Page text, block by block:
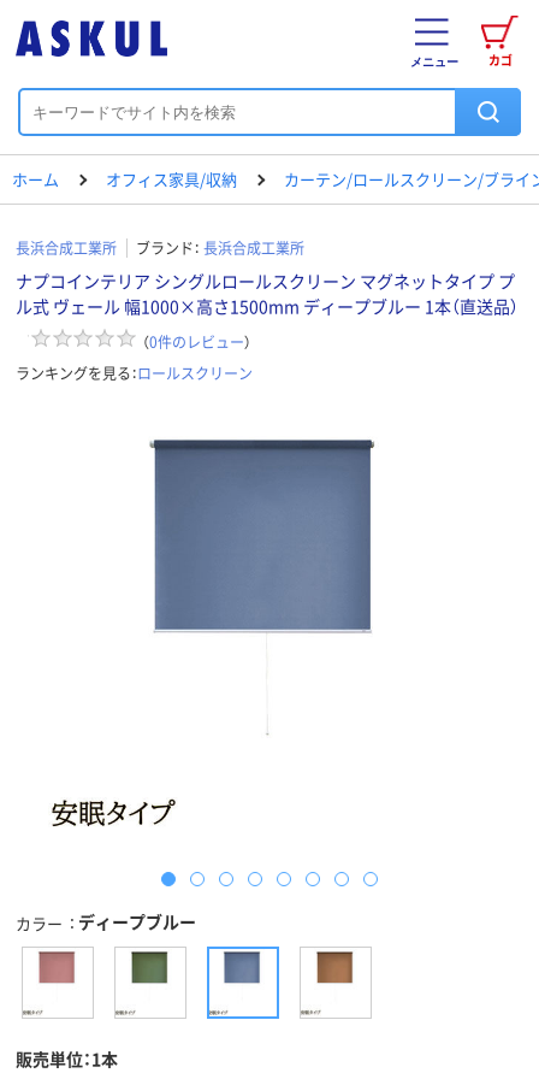
カゴ
メニュー
ホーム オフィス家具/収納 カーテン/ロールスクリーン/ブライ
長浜合成工業所 ブランド： 長浜合成工業所
ナプコインテリア シングルロールスクリーン マグネットタイプ プ
ル式 ヴェール 幅1000×高さ1500mm ディープブルー 1本（直送品）
（0件のレビュー）
ランキングを見る：ロールスクリーン
カラー ディープブルー
販売単位：1本